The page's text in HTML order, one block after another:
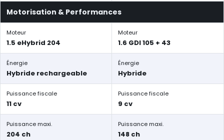
Motorisation & Performances
Moteur
1.5 eHybrid 204
Moteur
1.6 GDI 105 + 43
Énergie
Hybride rechargeable
Énergie
Hybride
Puissance fiscale
11 cv
Puissance fiscale
9 cv
Puissance maxi.
204 ch
Puissance maxi.
148 ch